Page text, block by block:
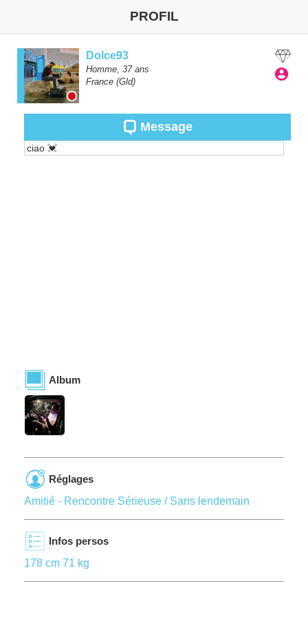
PROFIL
Dolce93
Homme, 37ans
France (Gld)
Message
ciao 💓
Album
Réglages
Amitié - Rencontre Sérieuse / Sans lendemain
Infos persos
178 cm 71 kg